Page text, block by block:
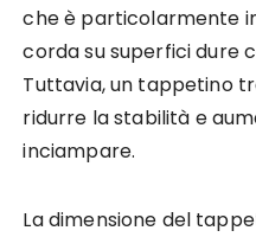
che è particolarmente
corda su superfici dure
Tuttavia, un tappetino
ridurre la stabilità e
inciampare.
La dimensione del